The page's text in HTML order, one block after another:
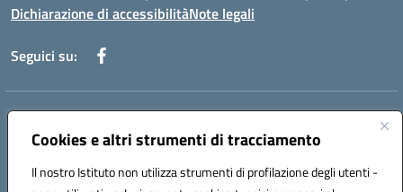
Cookies e altri strumenti di tracciamento
Il nostro Istituto non utilizza strumenti di profilazione degli utenti -
Dichiarazione di accessibilitàNote legali
Seguici su:
Indirizzo:
Centralino:+39 0965 78 12 60 Email:rcic841003@istruzione.it